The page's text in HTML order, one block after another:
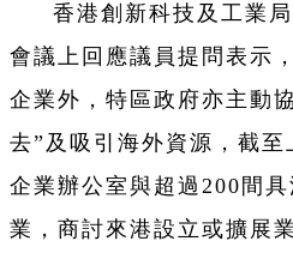
香港創新科技及工業
會議上回應議員提問表示
企業外，特區政府亦主動
去”及吸引海外資源，截
企業辦公室與超過200間
業，商討來港設立或擴展業